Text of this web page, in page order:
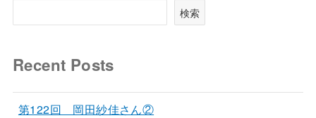
検索
Recent Posts
第122回 岡田紗佳さん②